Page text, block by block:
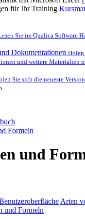
für Ihr Training
Sie im Qualica Software
Dokumentationen Holen
und weitere Materialien
Sie sich die neueste
Formeln
und
Arten
und Formeln